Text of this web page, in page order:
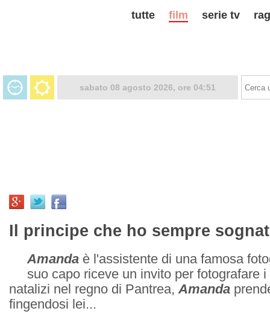
tutte film serie tv
sabato 08 agosto 2026, ore 04:51
Il principe che ho sempre
Amanda è l'assistente di una famosa
suo capo riceve un invito per fotografare
natalizi nel regno di Pantrea,Amanda
fingendosi lei...